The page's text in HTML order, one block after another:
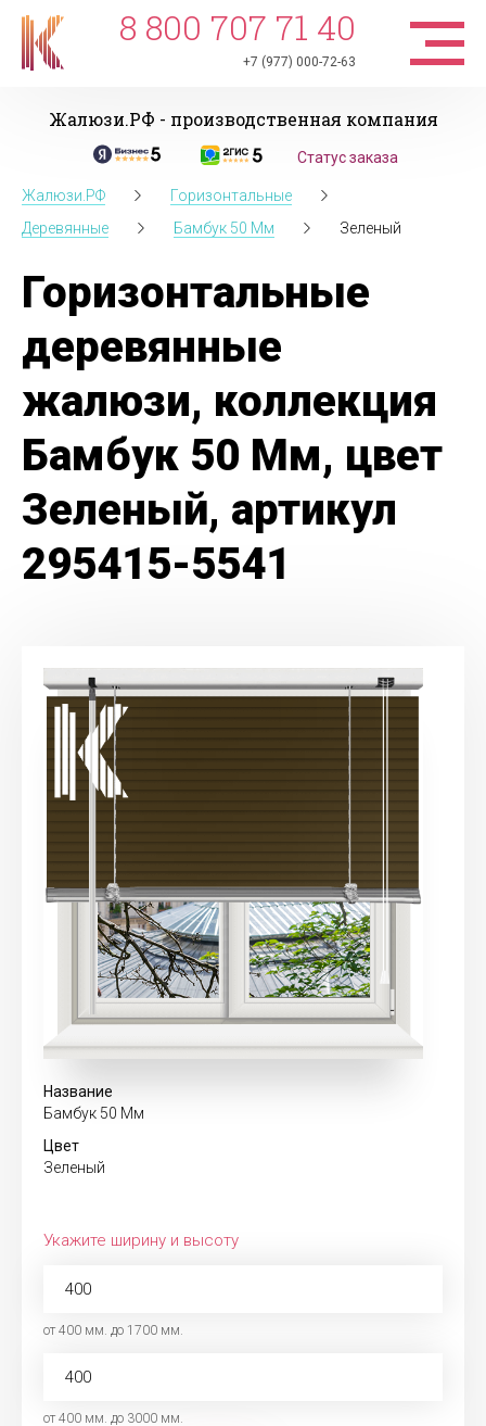
8 800 707 71 40
+7 (977) 000-72-63
Жалюзи.РФ - производственная компания
Статус заказа
Жалюзи.РФ
Горизонтальные
Деревянные
Бамбук 50 Мм Зеленый
Горизонтальные
деревянные
жалюзи, коллекция
Бамбук 50 Мм, цвет
Зеленый, артикул
295415-5541
Название
Бамбук 50 Мм
Цвет
Зеленый
Укажите ширину и высоту
от 400 мм. до 1700 мм.
от 400 мм. до 3000 мм.